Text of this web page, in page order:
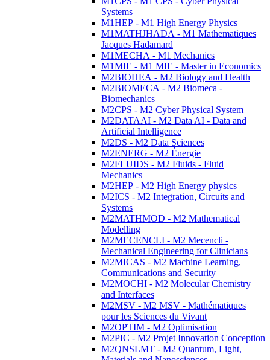
Systems
M1HEP - M1 High Energy Physics
M1MATHJHADA - M1 Mathematiques
Jacques Hadamard
M1MECHA - M1 Mechanics
M1MIE - M1 MIE - Master in Economics
M2BIOHEA - M2 Biology and Health
M2BIOMECA - M2 Biomeca -
Biomechanics
M2CPS - M2 Cyber Physical System
M2DATAAI - M2 Data AI - Data and
Artificial Intelligence
M2DS - M2 Data Sciences
M2ENERG - M2 Énergie
M2FLUIDS - M2 Fluids - Fluid
Mechanics
M2HEP - M2 High Energy physics
M2ICS - M2 Integration, Circuits and
Systems
M2MATHMOD - M2 Mathematical
Modelling
M2MECENCLI - M2 Mecencli -
Mechanical Engineering for Clinicians
M2MICAS - M2 Machine Learning,
Communications and Security
M2MOCHI - M2 Molecular Chemistry
and Interfaces
M2MSV - M2 MSV - Mathématiques
pour les Sciences du Vivant
M2OPTIM - M2 Optimisation
M2PIC - M2 Projet Innovation Conception
M2QNSLMT - M2 Quantum, Light,